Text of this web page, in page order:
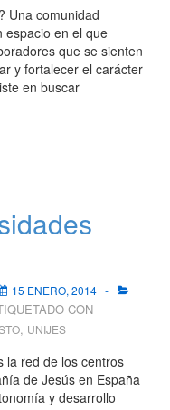
Una comunidad
espacio en el que
que se sienten
y fortalecer el carácter
en buscar
15 ENERO, 2014
CON
, UNIJES
la red de los centros
de Jesús en España
y desarrollo